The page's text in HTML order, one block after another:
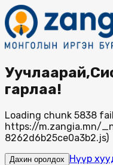
гарлаа!
Loading chunk 5838
https://m.zangia.mn/
8262d6b25ce0a3b2.js)
Дахин оролдох Нүүр